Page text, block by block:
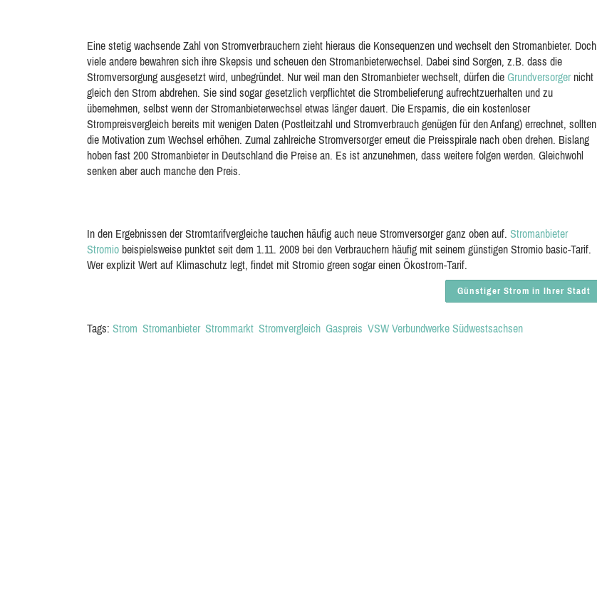
Eine stetig wachsende Zahl von Stromverbrauchern zieht hieraus die Konsequenzen und wechselt den Stromanbieter. Doch
viele andere bewahren sich ihre Skepsis und scheuen den Stromanbieterwechsel. Dabei sind Sorgen, z.B. dass die
Stromversorgung ausgesetzt wird, unbegründet. Nur weil man den Stromanbieter wechselt, dürfen die Grundversorgernicht
gleich den Strom abdrehen. Sie sind sogar gesetzlich verpflichtet die Strombelieferung aufrechtzuerhalten und zu
übernehmen, selbst wenn der Stromanbieterwechsel etwas länger dauert. Die Ersparnis, die ein kostenloser
Strompreisvergleich bereits mit wenigen Daten (Postleitzahl und Stromverbrauch genügen für den Anfang) errechnet, sollten
die Motivation zum Wechsel erhöhen. Zumal zahlreiche Stromversorger erneut die Preisspirale nach oben drehen. Bislang
hoben fast 200 Stromanbieter in Deutschland die Preise an. Es ist anzunehmen, dass weitere folgen werden. Gleichwohl
senken aber auch manche den Preis.
In den Ergebnissen der Stromtarifvergleiche tauchen häufig auch neue Stromversorger ganz oben auf. Stromanbieter
Stromio beispielsweise punktet seit dem 1.11. 2009 bei den Verbrauchern häufig mit seinem günstigen Stromio basic-Tarif.
Wer explizit Wert auf Klimaschutz legt, findet mit Stromio green sogar einen Ökostrom-Tarif.
Günstiger Strom in Ihrer Stadt
Tags: Strom Stromanbieter Strommarkt Stromvergleich Gaspreis VSW Verbundwerke Südwestsachsen